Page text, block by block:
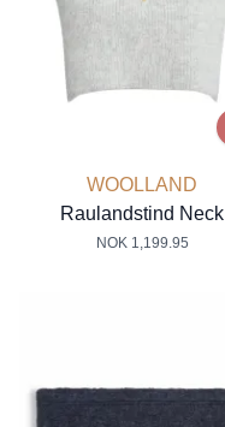
WOOLLAND
Raulandstind Neck
NOK 1,199.95